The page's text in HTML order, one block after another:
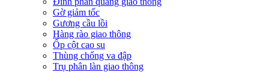
Gờ giảm tốc
Gương cầu lồi
Hàng rào giao thông
Ốp cột cao su
Thùng chống va đập
Trụ phân làn giao thông